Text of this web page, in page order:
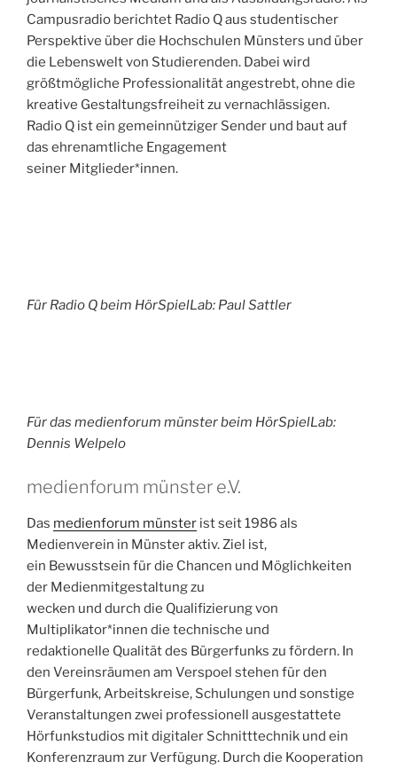
Campusradio berichtet Radio Q aus studentischer
Perspektive über die Hochschulen Münsters und über
die Lebenswelt von Studierenden. Dabei wird
größtmögliche Professionalität angestrebt, ohne die
kreative Gestaltungsfreiheit zu vernachlässigen.
Radio Q ist ein gemeinnütziger Sender und baut auf
das ehrenamtliche Engagement
seiner Mitglieder*innen.
Für Radio Q beim HörSpielLab: Paul Sattler
Für das medienforum münster beim HörSpielLab:
Dennis Welpelo
medienforum münster e.V.
Das medienforum münster ist seit 1986 als
Medienverein in Münster aktiv. Ziel ist,
ein Bewusstsein für die Chancen und Möglichkeiten
der Medienmitgestaltung zu
wecken und durch die Qualifizierung von
Multiplikator*innen die technische und
redaktionelle Qualität des Bürgerfunks zu fördern. In
den Vereinsräumen am Verspoel stehen für den
Bürgerfunk, Arbeitskreise, Schulungen und sonstige
Veranstaltungen zwei professionell ausgestattete
Hörfunkstudios mit digitaler Schnitttechnik und ein
Konferenzraum zur Verfügung. Durch die Kooperation